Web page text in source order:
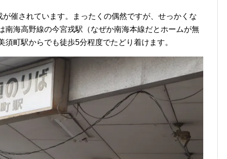
催されています。まったくの偶然ですが、せっかくな
南海高野線の今宮戎駅（なぜか南海本線だとホームが無
町駅からでも徒歩5分程度でたどり着けます。